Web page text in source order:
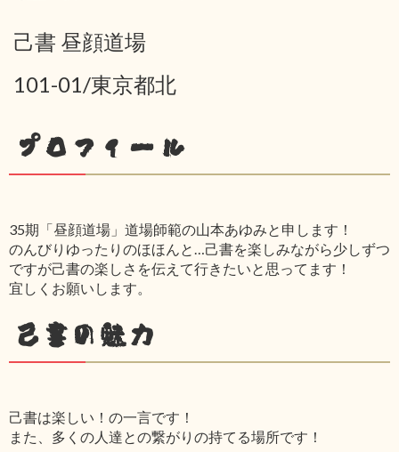
己書 昼顔道場
101-01/東京都北
プロフィール
35期「昼顔道場」道場師範の山本あゆみと申します！
のんびりゆったりのほほんと…己書を楽しみながら少しずつ
ですが己書の楽しさを伝えて行きたいと思ってます！
宜しくお願いします。
己書の魅力
己書は楽しい！の一言です！
また、多くの人達との繋がりの持てる場所です！